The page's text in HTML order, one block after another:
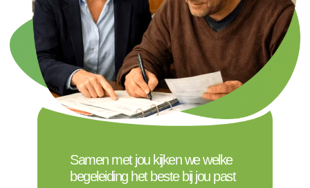
Samen met jou kijken we welke
begeleiding het beste bij jou past